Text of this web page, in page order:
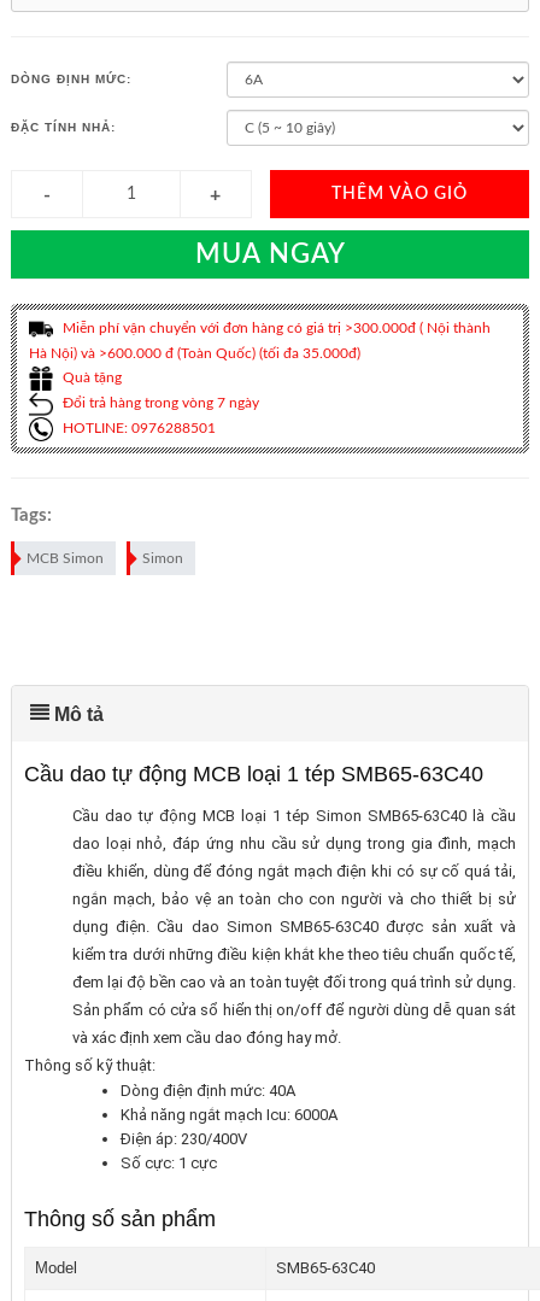
DÒNG ĐỊNH MỨC:
ĐẶC TÍNH NHẢ:
THÊM VÀO GIỎ
MUA NGAY
Miễn phí vận chuyển với đơn hàng có giá trị >300.000đ ( Nội thành
Hà Nội) và >600.000 đ (Toàn Quốc) (tối đa 35.000đ)
Quà tặng
Đổi trả hàng trong vòng 7 ngày
HOTLINE: 0976288501
Tags:
MCB Simon Simon
Mô tả
Cầu dao tự động MCB loại 1 tép SMB65-63C40
Cầu dao tự động MCB loại 1 tép Simon SMB65-63C40 là cầu
dao loại nhỏ, đáp ứng nhu cầu sử dụng trong gia đình, mạch
điều khiển, dùng để đóng ngắt mạch điện khi có sự cố quá tải,
ngắn mạch, bảo vệ an toàn cho con người và cho thiết bị sử
dụng điện. Cầu dao Simon SMB65-63C40 được sản xuất và
kiểm tra dưới những điều kiện khắt khe theo tiêu chuẩn quốc tế,
đem lại độ bền cao và an toàn tuyệt đối trong quá trình sử dụng.
Sản phẩm có cửa sổ hiển thị on/off để người dùng dễ quan sát
và xác định xem cầu dao đóng hay mở.
Thông số kỹ thuật:
Dòng điện định mức: 40A
Khả năng ngắt mạch Icu: 6000A
Điện áp: 230/400V
Số cực: 1 cực
Thông số sản phẩm
Model SMB65-63C40